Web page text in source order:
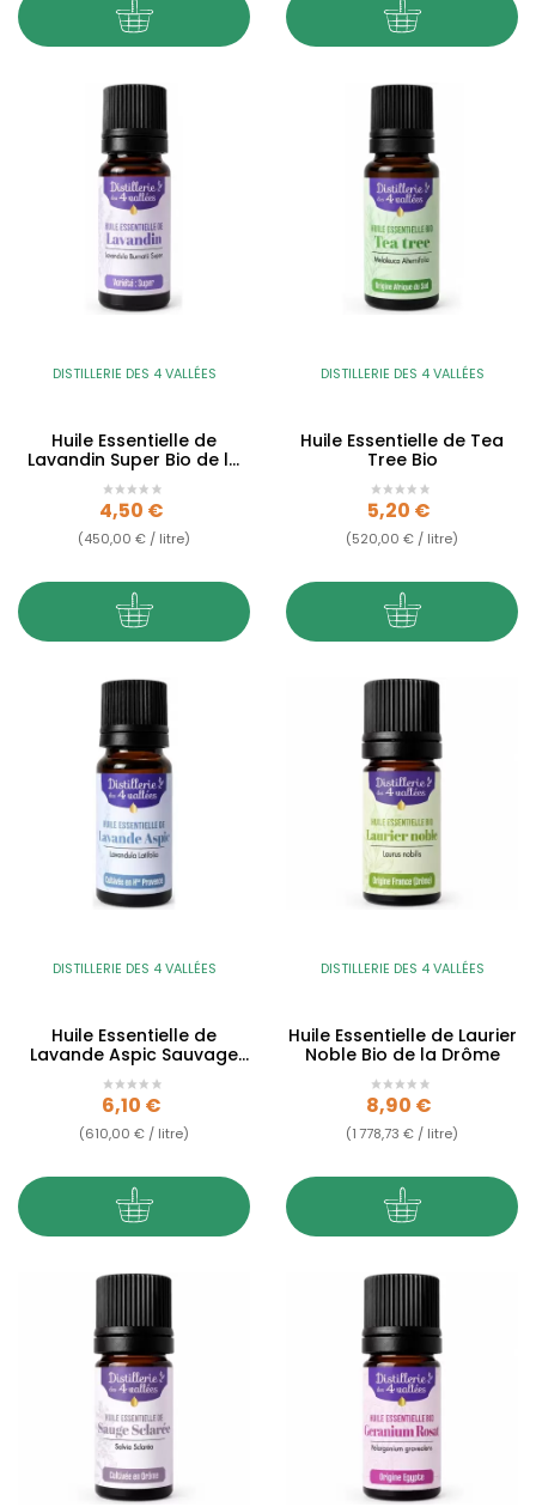
DISTILLERIE DES 4 VALLÉES
Huile Essentielle de
Lavandin Super Bio de la
Drôme
Prix
4,50 €
(450,00 € / litre)
DISTILLERIE DES 4 VALLÉES
Huile Essentielle de Tea
Tree Bio
Prix
5,20 €
(520,00 € / litre)
DISTILLERIE DES 4 VALLÉES
Huile Essentielle de
Lavande Aspic Sauvage
Bio du Luberon
Prix
6,10 €
(610,00 € / litre)
DISTILLERIE DES 4 VALLÉES
Huile Essentielle de Laurier
Noble Bio de la Drôme
Prix
8,90 €
(1 778,73 € / litre)